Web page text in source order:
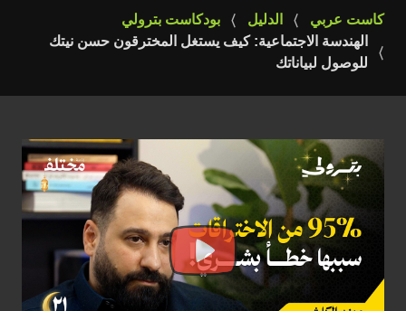
كاست عربي الدليل
بودكاست بترولي
الهندسة الاجتماعية: كيف يستغل المخترقون حسن نيتك
للوصول لبياناتك